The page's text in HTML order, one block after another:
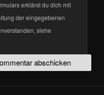
erklärst du dich mit
der eingegebenen
siehe